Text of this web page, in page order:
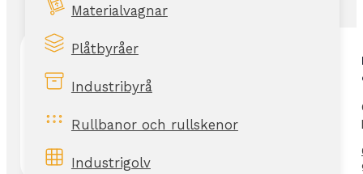
Materialvagnar
Plåtbyråer
Industribyrå
Rullbanor och rullskenor
Industrigolv